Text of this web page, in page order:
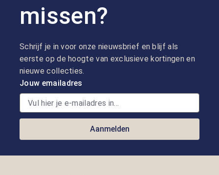
missen?
Schrijf je in voor onze nieuwsbrief en blijf als
eerste op de hoogte van exclusieve kortingen en
nieuwe collecties.
Jouw emailadres
Aanmelden